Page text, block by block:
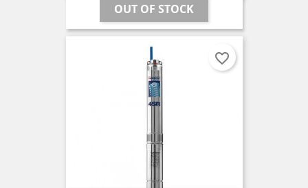
OUT OF STOCK
favorite_border